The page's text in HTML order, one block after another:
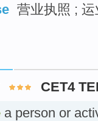
营业执照 ;
CET4
a person or